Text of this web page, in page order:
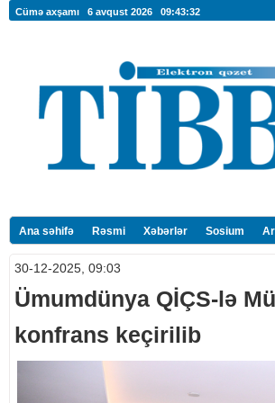
Cümə axşamı 6 avqust 2026 09:43:33
Ana səhifə Rəsmi Xəbərlər Sosium
30-12-2025, 09:03
Ümumdünya QİÇS-lə
konfrans keçirilib